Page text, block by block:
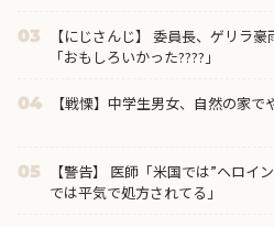
03
【にじさんじ】 委員長、ゲリラ
「おもしろいかった????」
04 【戦慄】中学生男女、自然の家
05
【警告】 医師「米国では”ヘロイ
では平気で処方されてる」